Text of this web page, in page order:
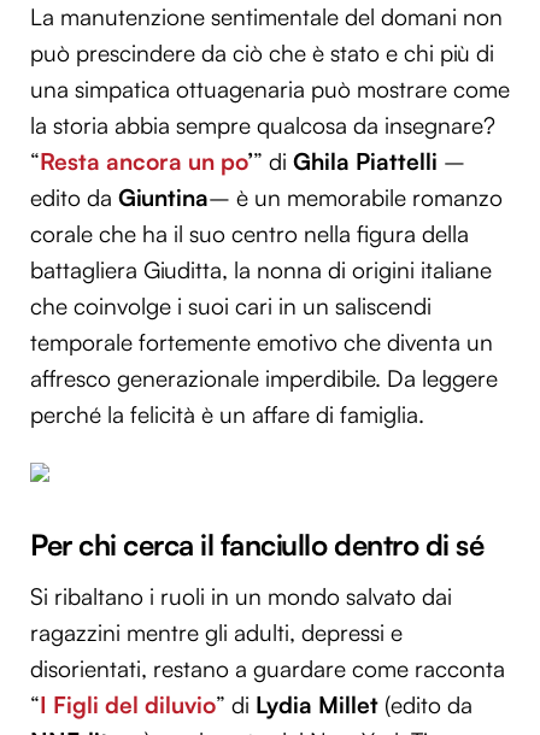
La manutenzione sentimentale del domani non
può prescindere da ciò che è stato e chi più di
una simpatica ottuagenaria può mostrare come
la storia abbia sempre qualcosa da insegnare?
“Resta ancora un po’” di Ghila Piattelli –
edito da Giuntina– è un memorabile romanzo
corale che ha il suo centro nella figura della
battagliera Giuditta, la nonna di origini italiane
che coinvolge i suoi cari in un saliscendi
temporale fortemente emotivo che diventa un
affresco generazionale imperdibile. Da leggere
perché la felicità è un affare di famiglia.
Per chi cerca il fanciullo dentro di sé
Si ribaltano i ruoli in un mondo salvato dai
ragazzini mentre gli adulti, depressi e
disorientati, restano a guardare come racconta
“I Figli del diluvio” di Lydia Millet (edito da